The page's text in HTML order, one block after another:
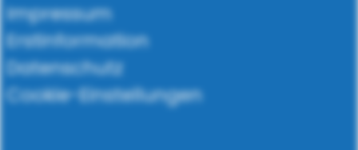
Impressum
Erstinformation
Datenschutz
Cookie-Einstellungen